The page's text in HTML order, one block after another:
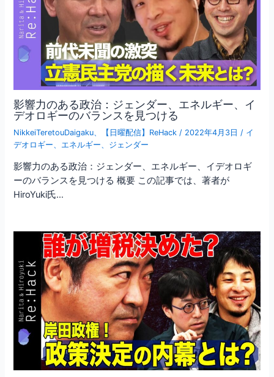
影響力のある政治：ジェンダー、エネルギー、イ
デオロギーのバランスを見つける
NikkeiTeretouDaigaku 【日曜配信】ReHack / 2022年4月3日 / イ
デオロギー
エネルギー ジェンダー
影響力のある政治：ジェンダー、エネルギー、イデオロギ
ーのバランスを見つける 概要 この記事では、著者が
HiroYuki氏…